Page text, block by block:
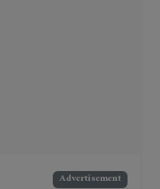
Advertisement